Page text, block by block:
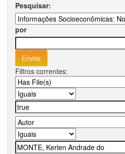
Pesquisar:
por
Filtros correntes: